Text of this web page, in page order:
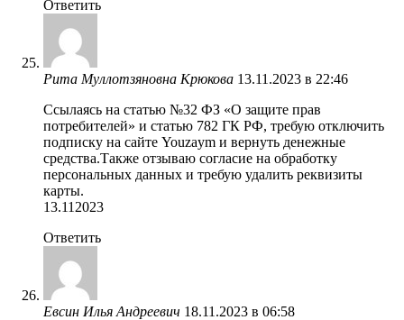
Ответить
Рита Муллотзяновна Крюкова 13.11.2023 в 22:46
Ссылаясь на статью №32 ФЗ «О защите прав
потребителей» и статью 782 ГК РФ, требую отключить
подписку на сайте Youzaym и вернуть денежные
средства.Также отзываю согласие на обработку
персональных данных и требую удалить реквизиты
карты.
13.112023
Ответить
Евсин Илья Андреевич 18.11.2023 в 06:58